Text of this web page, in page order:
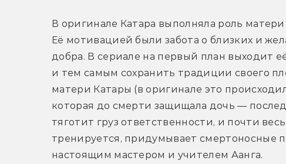
В оригинале Катара выполняла роль
Её мотивацией были забота о близких и
добра. В сериале на первый план выходит
и тем самым сохранить традиции своего
матери Катары (в оригинале это
которая до смерти защищала дочь —
тяготит груз ответственности, и почти
тренируется, придумывает смертоносные
настоящим мастером и учителем Аанга.